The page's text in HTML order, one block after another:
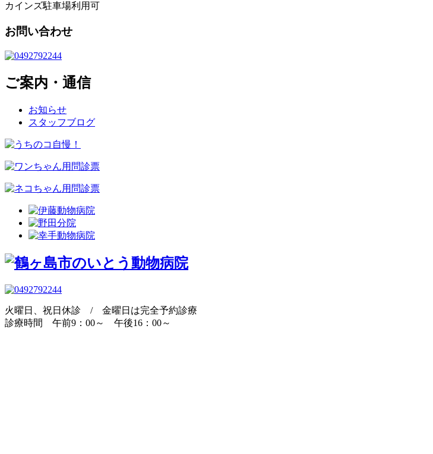
カインズ駐車場利用可
お問い合わせ
ご案内・通信
お知らせ
スタッフブログ
火曜日、祝日休診 / 金曜日は完全予約診療
診療時間 午前9：00～ 午後16：00～